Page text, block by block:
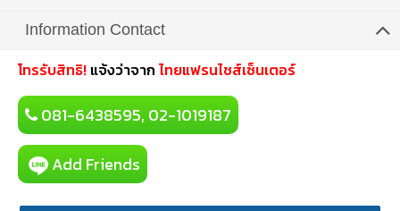
Information Contact
โทรรับสิทธิ! แจ้งว่าจาก ไทยแฟรนไชส์เซ็นเตอร์
081-6438595, 02-1019187
Add Friends